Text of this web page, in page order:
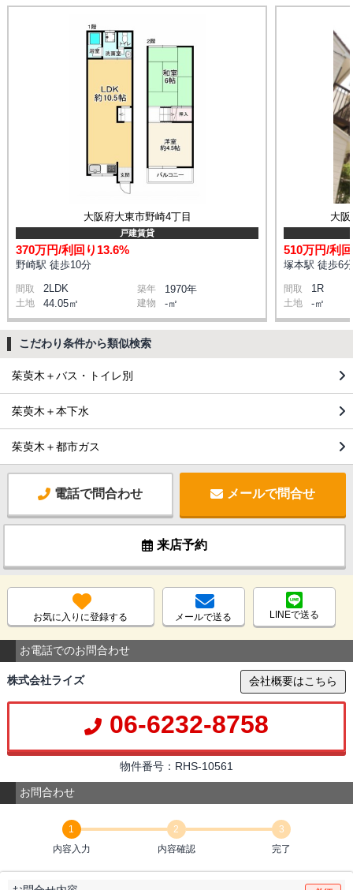
大阪府大東市野崎4丁目
戸建賃貸
370万円/利回り13.6%
野崎駅 徒歩10分
間取 2LDK 築年 1970年
土地 44.05㎡ 建物 -㎡
大
510万円/利
塚本駅 徒歩6分
間取 1R
土地 -㎡
こだわり条件から類似検索
茱萸木＋バス・トイレ別
茱萸木＋本下水
茱萸木＋都市ガス
電話で問合わせ メールで問合せ
来店予約
お気に入りに登録する メールで送る LINEで送る
お電話でのお問合わせ
株式会社ライズ 会社概要はこちら
06-6232-8758
物件番号：RHS-10561
お問合わせ
1
内容入力
2
内容確認
3
完了